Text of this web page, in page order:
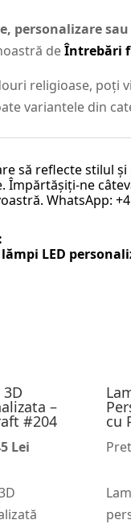
personalizare
deÎntrebări
religioase, poți
variantele din
să reflecte stilul
Împărtășiți-ne
WhatsApp:
lămpi LED
–
#204
Lei
cu